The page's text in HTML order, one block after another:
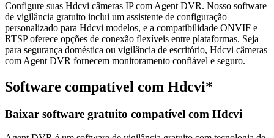
Configure suas Hdcvi câmeras IP com Agent DVR. Nosso software
de vigilância gratuito inclui um assistente de configuração
personalizado para Hdcvi modelos, e a compatibilidade ONVIF e
RTSP oferece opções de conexão flexíveis entre plataformas. Seja
para segurança doméstica ou vigilância de escritório, Hdcvi câmeras
com Agent DVR fornecem monitoramento confiável e seguro.
Software compatível com Hdcvi*
Baixar software gratuito compatível com Hdcvi